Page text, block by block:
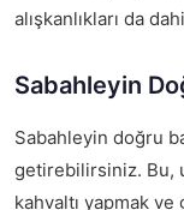
alışkanlıkları da
Sabahleyin
Sabahleyin doğru
getirebilirsiniz. Bu,
kahvaltı yapmak